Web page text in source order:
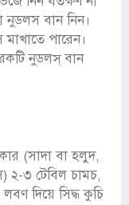
নুডলস বান নিন।
পারেন।
নুডলস্ বান
(সাদা বা হলুদ,
২-৩ টেবিল চামচ,
দিয়ে সিদ্ধ কুচি